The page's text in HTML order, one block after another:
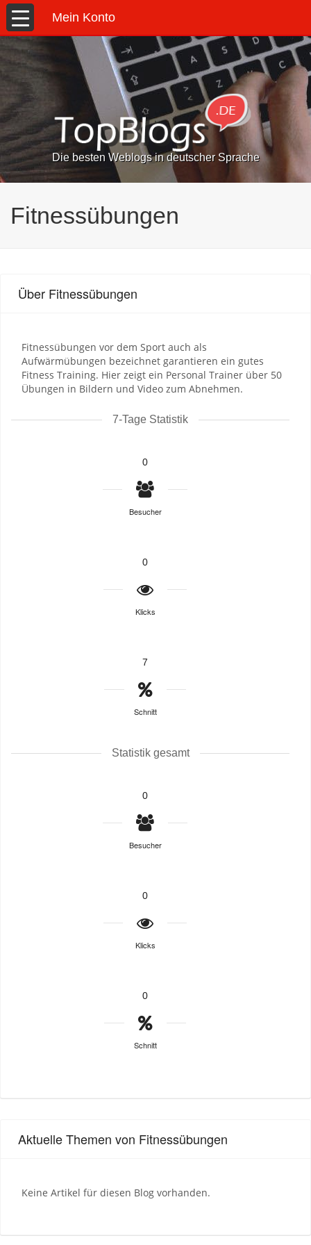
Mein Konto
Die besten Weblogs in deutscher Sprache
Fitnessübungen
Über Fitnessübungen
Fitnessübungen vor dem Sport auch als
Aufwärmübungen bezeichnet garantieren ein gutes
Fitness Training. Hier zeigt ein Personal Trainer über 50
Übungen in Bildern und Video zum Abnehmen.
7-Tage Statistik
0
Besucher
0
Klicks
7
Schnitt
Statistik gesamt
0
Besucher
0
Klicks
0
Schnitt
Aktuelle Themen von Fitnessübungen
Keine Artikel für diesen Blog vorhanden.